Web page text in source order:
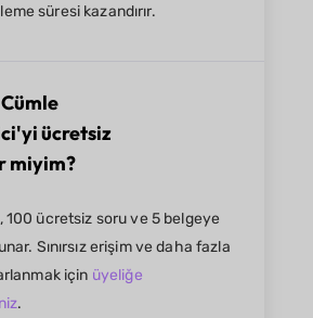
süresi kazandırır.
ücretsiz
miyim?
100 ücretsiz soru ve 5 belgeye
Sınırsız erişim ve daha fazla
için üyeliğe
.